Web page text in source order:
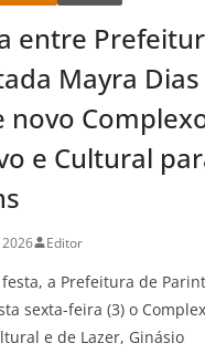
entre
Mayra Dias
novo
e Cultural
Editor
a Prefeitura de
sexta-feira (3) o
e de Lazer, Ginásio